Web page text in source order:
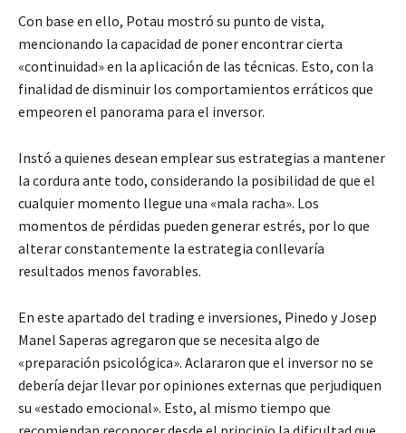
Con base en ello, Potau mostró su punto de vista,
mencionando la capacidad de poner encontrar cierta
«continuidad» en la aplicación de las técnicas. Esto, con la
finalidad de disminuir los comportamientos erráticos que
empeoren el panorama para el inversor.
Instó a quienes desean emplear sus estrategias a mantener
la cordura ante todo, considerando la posibilidad de que el
cualquier momento llegue una «mala racha». Los
momentos de pérdidas pueden generar estrés, por lo que
alterar constantemente la estrategia conllevaría
resultados menos favorables.
En este apartado del trading e inversiones, Pinedo y Josep
Manel Saperas agregaron que se necesita algo de
«preparación psicológica». Aclararon que el inversor no se
debería dejar llevar por opiniones externas que perjudiquen
su «estado emocional». Esto, al mismo tiempo que